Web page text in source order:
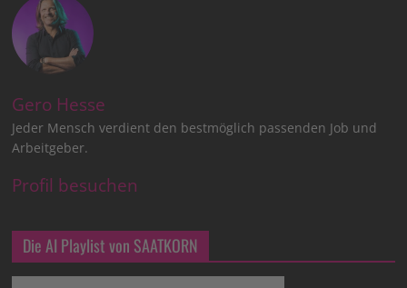
Gero Hesse
Jeder Mensch verdient den bestmöglich passenden Job und
Arbeitgeber.
Profil besuchen
Die AI Playlist von SAATKORN